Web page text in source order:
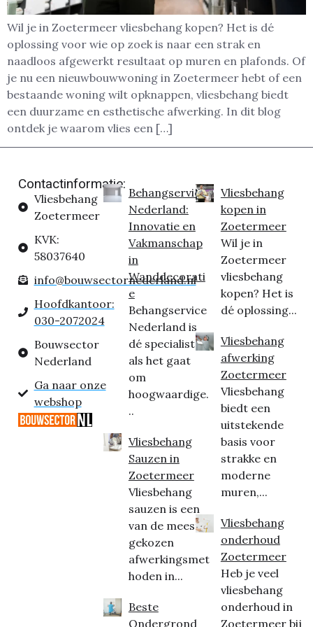
Wil je in Zoetermeer vliesbehang kopen? Het is dé
oplossing voor wie op zoek is naar een strak en
naadloos afgewerkt resultaat op muren en plafonds. Of
je nu een nieuwbouwwoning in Zoetermeer hebt of een
bestaande woning wilt opknappen, vliesbehang biedt
een duurzame en esthetische afwerking. In dit blog
ontdek je waarom vlies een […]
Contactinformatie:
Vliesbehang
Zoetermeer
KVK:
58037640
info@bouwsectornederland.nl
Hoofdkantoor:
030-2072024
Bouwsector
Nederland
Ga naar onze
webshop
Behangservice
Nederland:
Innovatie en
Vakmanschap
in
Wanddecorati
e
Behangservice
Nederland is
dé specialist
als het gaat
om
hoogwaardige.
..
Vliesbehang
Sauzen in
Zoetermeer
Vliesbehang
sauzen is een
van de meest
gekozen
afwerkingsmet
hoden in...
Beste
Ondergrond
Vliesbehang
kopen in
Zoetermeer
Wil je in
Zoetermeer
vliesbehang
kopen? Het is
dé oplossing...
Vliesbehang
afwerking
Zoetermeer
Vliesbehang
biedt een
uitstekende
basis voor
strakke en
moderne
muren,...
Vliesbehang
onderhoud
Zoetermeer
Heb je veel
vliesbehang
onderhoud in
Zoetermeer bij